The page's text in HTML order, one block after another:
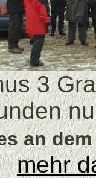
3
an
mehr